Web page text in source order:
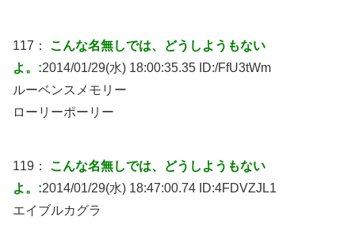
117： こんな名無しでは、どうしようもない
よ。:2014/01/29(水) 18:00:35.35 ID:/FfU3tWm
ルーベンスメモリー
ローリーポーリー
119： こんな名無しでは、どうしようもない
よ。:2014/01/29(水) 18:47:00.74 ID:4FDVZJL1
エイブルカグラ